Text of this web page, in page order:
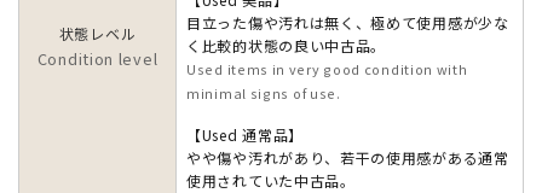
状態レベル
Condition level
目立った傷や汚れは無く、極めて使用感が少な
く比較的状態の良い中古品。
Used items in very good condition with
minimal signs of use.
【Used 通常品】
やや傷や汚れがあり、若干の使用感がある通常
使用されていた中古品。